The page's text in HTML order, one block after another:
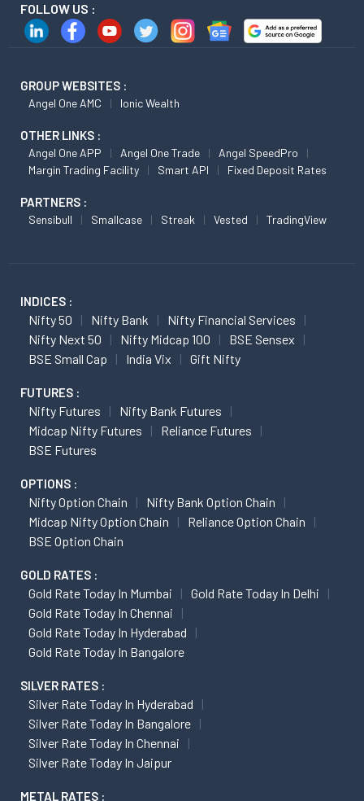
FOLLOW US :
GROUP WEBSITES :
Angel One AMC Ionic Wealth
OTHER LINKS :
Angel One APP Angel One Trade
Angel SpeedPro
Margin Trading Facility
Smart API Fixed Deposit Rates
PARTNERS :
Sensibull Smallcase Streak Vested TradingView
INDICES :
Nifty 50 Nifty Bank
Nifty Financial Services
Nifty Next 50
Nifty Midcap 100
BSE Sensex
BSE Small Cap
India Vix Gift Nifty
FUTURES :
Nifty Futures
Nifty Bank Futures
Midcap Nifty Futures
Reliance Futures
BSE Futures
OPTIONS :
Nifty Option Chain
Nifty Bank Option Chain
Midcap Nifty Option Chain
Reliance Option Chain
BSE Option Chain
GOLD RATES :
Gold Rate Today In Mumbai
Gold Rate Today In Delhi
Gold Rate Today In Chennai
Gold Rate Today In Hyderabad
Gold Rate Today In Bangalore
SILVER RATES :
Silver Rate Today In Hyderabad
Silver Rate Today In Bangalore
Silver Rate Today In Chennai
Silver Rate Today In Jaipur
METAL RATES :